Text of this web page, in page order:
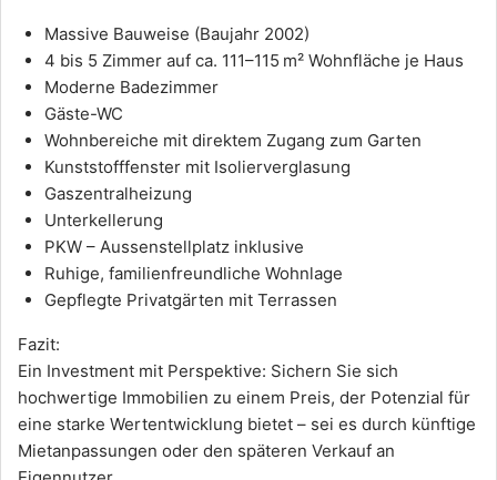
Massive Bauweise (Baujahr 2002)
4 bis 5 Zimmer auf ca. 111–115 m² Wohnfläche je Haus
Moderne Badezimmer
Gäste-WC
Wohnbereiche mit direktem Zugang zum Garten
Kunststofffenster mit Isolierverglasung
Gaszentralheizung
Unterkellerung
PKW – Aussenstellplatz inklusive
Ruhige, familienfreundliche Wohnlage
Gepflegte Privatgärten mit Terrassen
Fazit:
Ein Investment mit Perspektive: Sichern Sie sich
hochwertige Immobilien zu einem Preis, der Potenzial für
eine starke Wertentwicklung bietet – sei es durch künftige
Mietanpassungen oder den späteren Verkauf an